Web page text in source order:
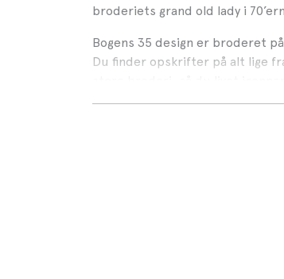
broderiets grand old lady i
Bogens 35 design er broderet
Du finder opskrifter på alt lige
Forfatter Karen Marie Dehn